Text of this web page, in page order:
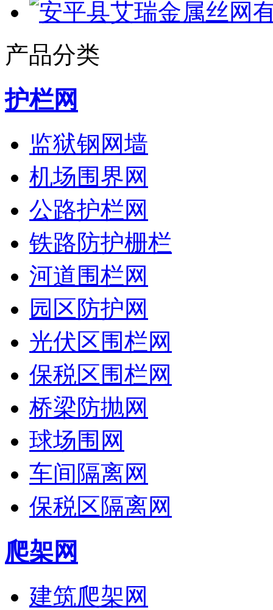
产品分类
护栏网
监狱钢网墙
机场围界网
公路护栏网
铁路防护栅栏
河道围栏网
园区防护网
光伏区围栏网
保税区围栏网
桥梁防抛网
球场围网
车间隔离网
保税区隔离网
爬架网
建筑爬架网